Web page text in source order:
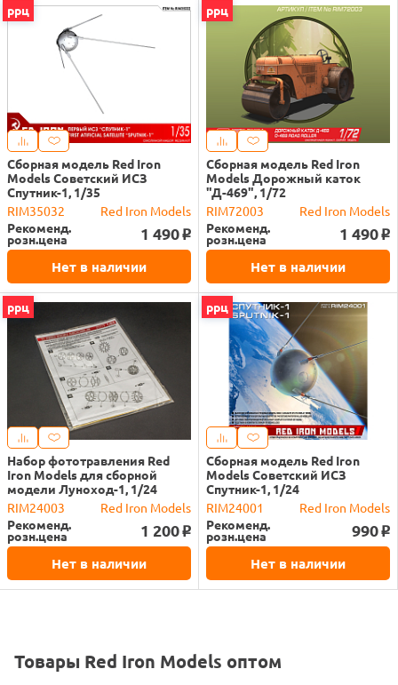
ррц
Сборная модель Red Iron
Models Советский ИСЗ
Спутник-1, 1/35
RIM35032
Red Iron Models
Рекоменд.
розн.цена 1 490 o
Нет в наличии
ррц
Сборная модель Red Iron
Models Дорожный каток
"Д-469", 1/72
RIM72003
Red Iron Models
Рекоменд.
розн.цена 1 490 o
Нет в наличии
ррц
Набор фототравления Red
Iron Models для сборной
модели Луноход-1, 1/24
RIM24003
Red Iron Models
Рекоменд.
розн.цена 1 200 o
Нет в наличии
ррц
Сборная модель Red Iron
Models Советский ИСЗ
Спутник-1, 1/24
RIM24001
Red Iron Models
Рекоменд.
розн.цена 990 o
Нет в наличии
Товары Red Iron Models оптом